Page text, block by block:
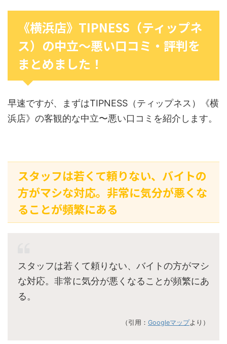
《横浜店》TIPNESS（ティップネ
ス）の中立〜悪い口コミ・評判を
まとめました！
早速ですが、まずはTIPNESS（ティップネス）《横
浜店》の客観的な中立〜悪い口コミを紹介します。
スタッフは若くて頼りない、バイトの
方がマシな対応。非常に気分が悪くな
ることが頻繁にある
スタッフは若くて頼りない、バイトの方がマシ
な対応。非常に気分が悪くなることが頻繁にあ
る。
（引用： Googleマップより）